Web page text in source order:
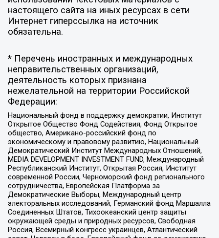
настоящего сайта на иных ресурсах в сети
Интернет гиперссылка на источник
обязательна.
* Перечень иностранных и международных
неправительственных организаций,
деятельность которых признана
нежелательной на территории Российской
Федерации:
Национальный фонд в поддержку демократии, Институт
Открытое Общество Фонд Содействия, Фонд Открытое
общество, Американо-российский фонд по
экономическому и правовому развитию, Национальный
Демократический Институт Международных Отношений,
MEDIA DEVELOPMENT INVESTMENT FUND, Международный
Республиканский Институт, Открытая Россия, Институт
современной России, Черноморский фонд регионального
сотрудничества, Европейская Платформа за
Демократические Выборы, Международный центр
электоральных исследований, Германский фонд Маршалла
Соединенных Штатов, Тихоокеанский центр защиты
окружающей среды и природных ресурсов, Свободная
Россия, Всемирный конгресс украинцев, Атлантический